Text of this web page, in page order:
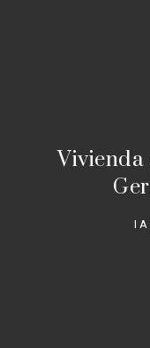
Vivienda